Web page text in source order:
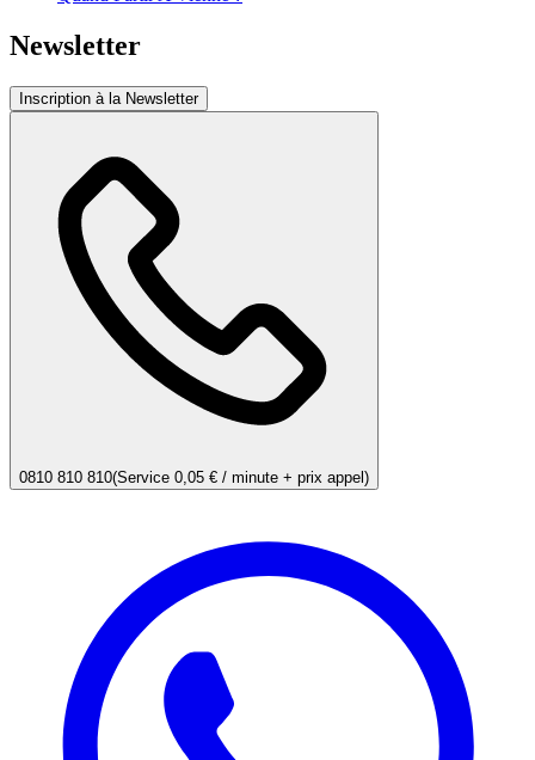
Newsletter
Inscription à la Newsletter
0810 810 810(Service 0,05 € / minute + prix appel)